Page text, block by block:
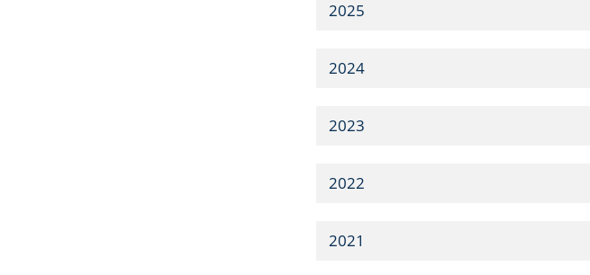
2025
2024
2023
2022
2021